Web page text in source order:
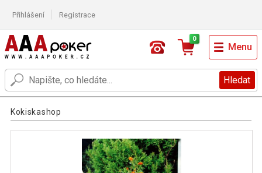
Přihlášení Registrace
Hledat
0
Menu
Kokiskashop